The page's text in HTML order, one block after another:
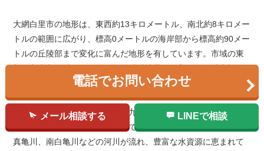
大網白里市の地形は、東西約13キロメートル、南北約8キロメー
トルの範囲に広がり、標高0メートルの海岸部から標高約90メー
トルの丘陵部まで変化に富んだ地形を有しています。市域の東
部は九十九里浜に面した平坦な砂丘地帯で、美しい白砂青松の
海岸線が形成されています。
中央部から西部にかけては九十九里平野の平坦地が広がり、水
田を中心とした農業地帯となっています。この地域は小中川、
真亀川、南白亀川などの河川が流れ、豊富な水資源に恵まれて
電話でお問い合わせ
メール相談する LINEで相談